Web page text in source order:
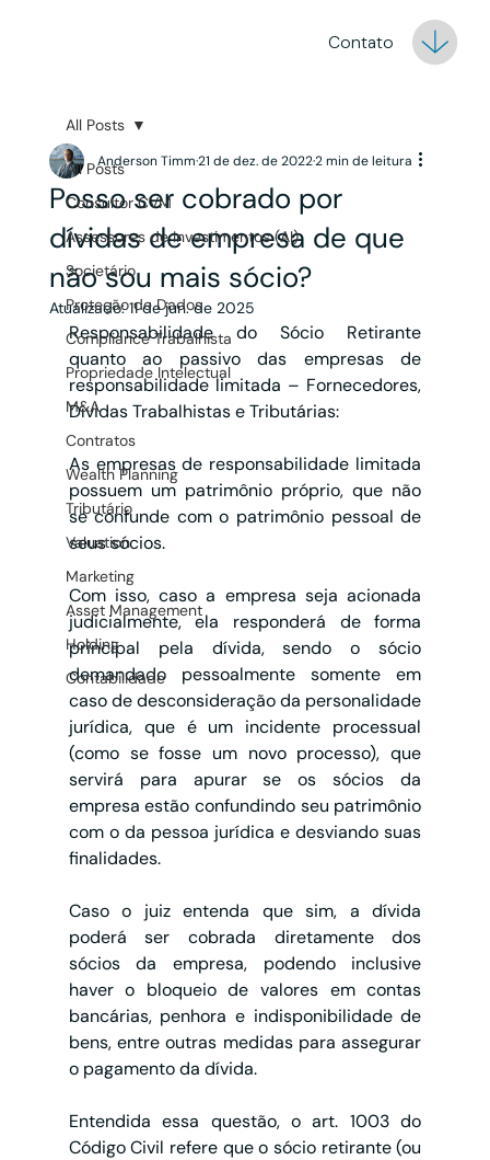
Contato
All Posts
Consultor CVM
Assessores de Investimentos (AI)
Societário
Proteção de Dados
Compliance Trabalhista
Propriedade Intelectual
M&A
Contratos
Wealth Planning
Tributário
Valuation
Marketing
Asset Management
Holding
Contabilidade
All Posts
Posso ser cobrado por
dívidas de empresa de que
não sou mais sócio?
Anderson Timm21 de dez. de 20222 min de leitura
Atualizado:11 de jun. de 2025
Responsabilidade do Sócio Retirante
quanto ao passivo das empresas de
responsabilidade limitada – Fornecedores,
Dívidas Trabalhistas e Tributárias:
As empresas de responsabilidade limitada
possuem um patrimônio próprio, que não
se confunde com o patrimônio pessoal de
seus sócios.
Com isso, caso a empresa seja acionada
judicialmente, ela responderá de forma
principal pela dívida, sendo o sócio
demandado pessoalmente somente em
caso de desconsideração da personalidade
jurídica, que é um incidente processual
(como se fosse um novo processo), que
servirá para apurar se os sócios da
empresa estão confundindo seu patrimônio
com o da pessoa jurídica e desviando suas
finalidades.
Caso o juiz entenda que sim, a dívida
poderá ser cobrada diretamente dos
sócios da empresa, podendo inclusive
haver o bloqueio de valores em contas
bancárias, penhora e indisponibilidade de
bens, entre outras medidas para assegurar
o pagamento da dívida.
Entendida essa questão, o art. 1003 do
Código Civil refere que o sócio retirante (ou